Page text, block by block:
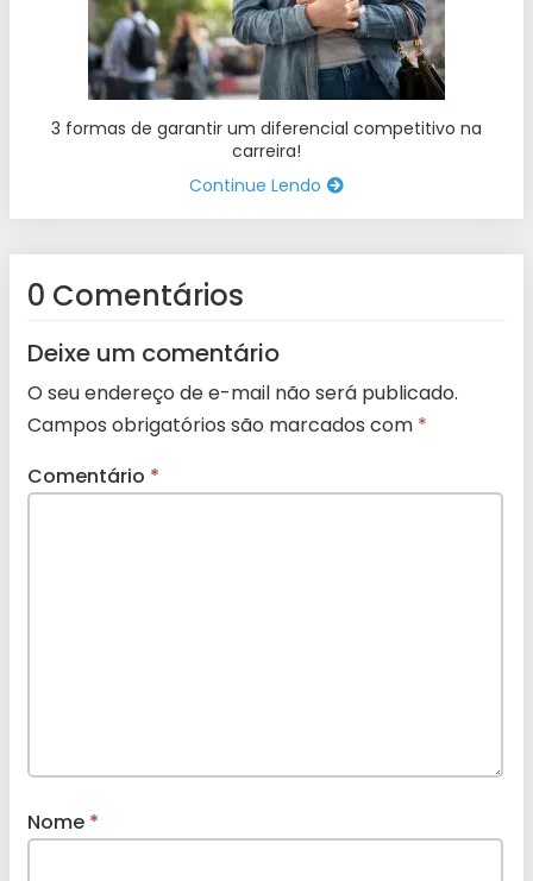
3 formas de garantir um diferencial competitivo na
carreira!
Continue Lendo
0 Comentários
Deixe um comentário
O seu endereço de e-mail não será publicado.
Campos obrigatórios são marcados com *
Comentário *
Nome *